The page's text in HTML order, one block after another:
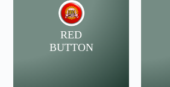
RED
BUTTON